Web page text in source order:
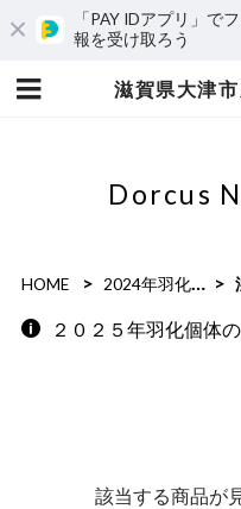
「PAY IDアプリ」で
報を受け取ろう
Dorcus
HOME 2024年羽化個体
２０２５年羽化個体
該当する商品が